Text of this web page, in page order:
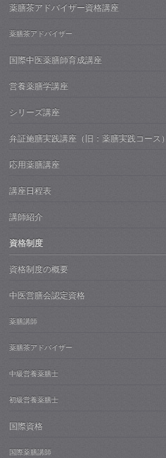
薬膳茶アドバイザー資格講座
薬膳茶アドバイザー
国際中医薬膳師育成講座
営養薬膳学講座
シリーズ講座
弁証施膳実践講座（旧：薬膳実践コース）
応用薬膳講座
講座日程表
講師紹介
資格制度
資格制度の概要
中医営膳会認定資格
薬膳講師
薬膳茶アドバイザー
中級営養薬膳士
初級営養薬膳士
国際資格
国際薬膳講師